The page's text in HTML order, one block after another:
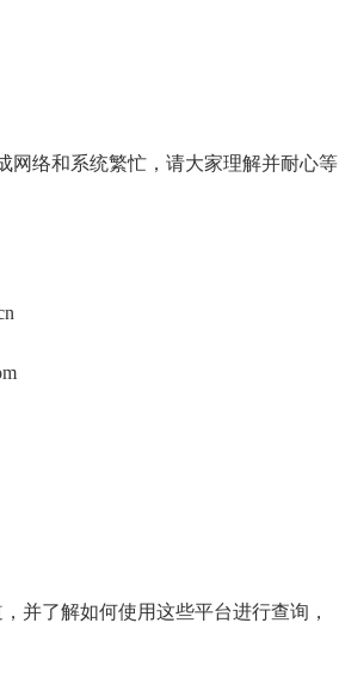
络和系统繁忙，请大家理解并耐心等
并了解如何使用这些平台进行查询，